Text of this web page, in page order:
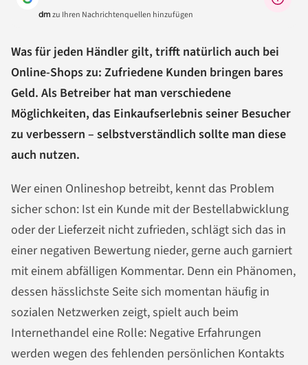
dmzu Ihren Nachrichtenquellen hinzufügen
Was für jeden Händler gilt, trifft natürlich auch bei
Online-Shops zu: Zufriedene Kunden bringen bares
Geld. Als Betreiber hat man verschiedene
Möglichkeiten, das Einkaufserlebnis seiner Besucher
zu verbessern – selbstverständlich sollte man diese
auch nutzen.
Wer einen Onlineshop betreibt, kennt das Problem
sicher schon: Ist ein Kunde mit der Bestellabwicklung
oder der Lieferzeit nicht zufrieden, schlägt sich das in
einer negativen Bewertung nieder, gerne auch garniert
mit einem abfälligen Kommentar. Denn ein Phänomen,
dessen hässlichste Seite sich momentan häufig in
sozialen Netzwerken zeigt, spielt auch beim
Internethandel eine Rolle: Negative Erfahrungen
werden wegen des fehlenden persönlichen Kontakts